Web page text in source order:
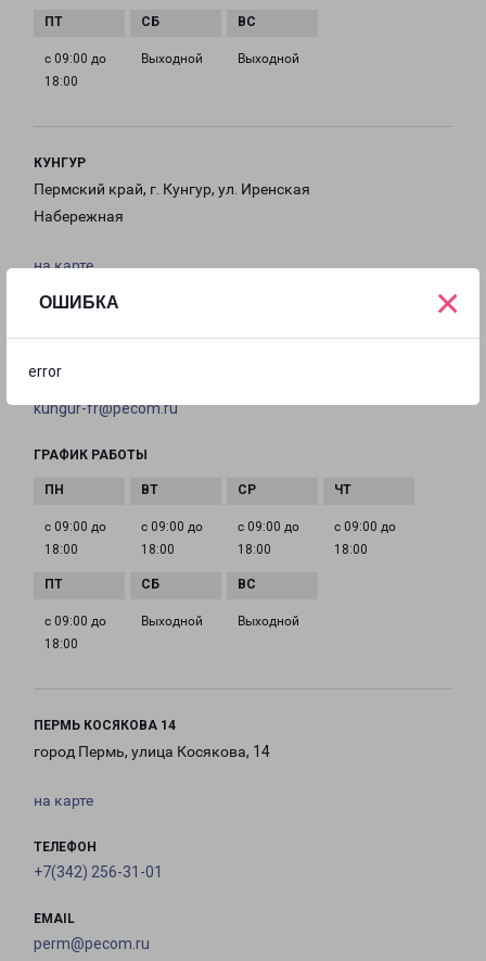
ОШИБКА
error
×
с 09:00 до
18:00
Выходной Выходной
КУНГУР
Пермский край, г. Кунгур, ул. Иренская
Набережная
на карте
ТЕЛЕФОН
+7 (34271) 6-45-60
kungur-fr@pecom.ru
ГРАФИК РАБОТЫ
с 09:00 до
18:00
с 09:00 до
18:00
с 09:00 до
18:00
с 09:00 до
18:00
с 09:00 до
18:00
Выходной Выходной
ПЕРМЬ КОСЯКОВА 14
город Пермь, улица Косякова, 14
на карте
ТЕЛЕФОН
+7(342) 256-31-01
EMAIL
perm@pecom.ru